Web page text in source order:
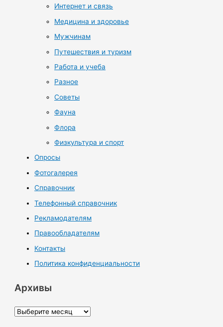
Интернет и связь
Медицина и здоровье
Мужчинам
Путешествия и туризм
Работа и учеба
Разное
Советы
Фауна
Флора
Физкультура и спорт
Опросы
Фотогалерея
Справочник
Телефонный справочник
Рекламодателям
Правообладателям
Контакты
Политика конфиденциальности
Архивы
А